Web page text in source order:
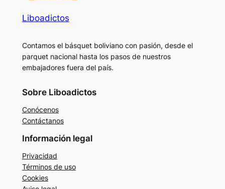
Liboadictos
Contamos el básquet boliviano con pasión, desde el
parquet nacional hasta los pasos de nuestros
embajadores fuera del país.
Sobre Liboadictos
Conócenos
Contáctanos
Información legal
Privacidad
Términos de uso
Cookies